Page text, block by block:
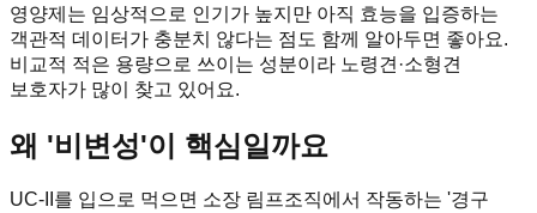
영양제는 임상적으로 인기가 높지만 아직 효능을 입증하는
객관적 데이터가 충분치 않다는 점도 함께 알아두면 좋아요.
비교적 적은 용량으로 쓰이는 성분이라 노령견·소형견
보호자가 많이 찾고 있어요.
왜 '비변성'이 핵심일까요
UC-II를 입으로 먹으면 소장 림프조직에서 작동하는 '경구